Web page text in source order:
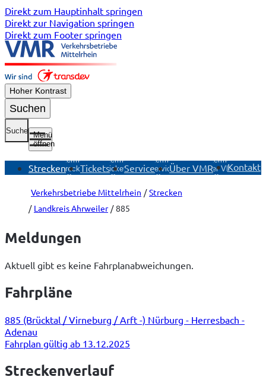
Direkt zum Hauptinhalt springen
Direkt zur Navigation springen
Direkt zum Footer springen
Hoher Kontrast
Suchen
Suche
Menü
öffnen
Strecken
Untermenü
Strecken
öffnen
Tickets
Untermenü
Tickets
öffnen
Service
Untermenü
Service
öffnen
Über VMR
Untermenü
Über VMR
öffnen
Kontakt
Verkehrsbetriebe Mittelrhein
Strecken
Landkreis Ahrweiler
885
Meldungen
Aktuell gibt es keine Fahrplanabweichungen.
Fahrpläne
885 (Brücktal / Virneburg / Arft -) Nürburg - Herresbach -
Adenau
Fahrplan gültig ab 13.12.2025
Streckenverlauf